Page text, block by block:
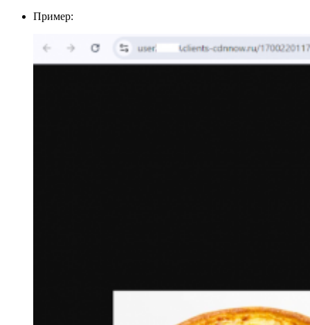
Пример: